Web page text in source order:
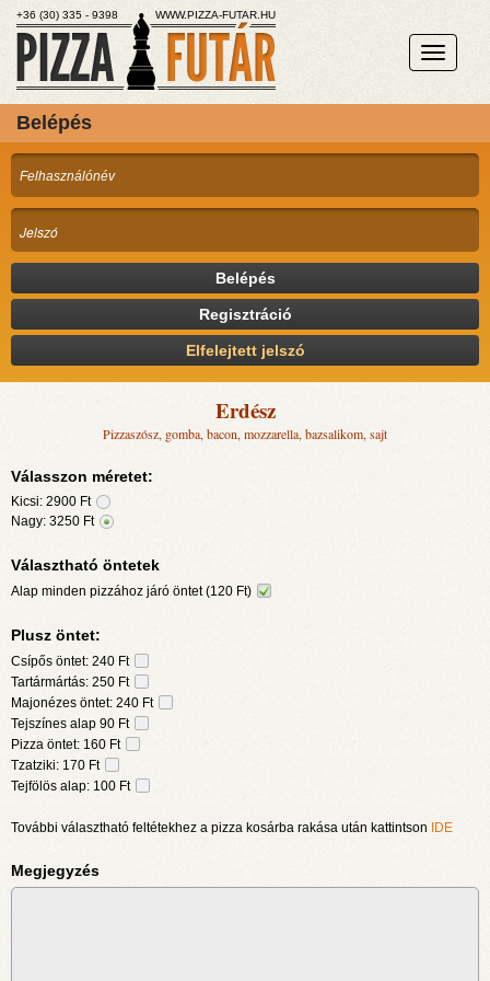
+36 (30) 335 - 9398 WWW.PIZZA-FUTAR.HU
Belépés
Belépés
Regisztráció
Elfelejtett jelszó
Erdész
Pizzaszósz, gomba, bacon, mozzarella, bazsalikom, sajt
Válasszon méretet:
Kicsi: 2900 Ft
Nagy: 3250 Ft
Választható öntetek
Alap minden pizzához járó öntet (120 Ft)
Plusz öntet:
Csípős öntet: 240 Ft
Tartármártás: 250 Ft
Majonézes öntet: 240 Ft
Tejszínes alap 90 Ft
Pizza öntet: 160 Ft
Tzatziki: 170 Ft
Tejfölös alap: 100 Ft
További választható feltétekhez a pizza kosárba rakása után kattintson IDE
Megjegyzés